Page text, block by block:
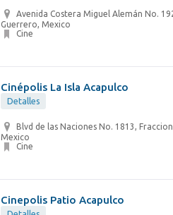
Avenida Costera Miguel Alemán No.
Guerrero, Mexico
Cine
Cinépolis La Isla Acapulco
Detalles
Blvd de las Naciones No. 1813,
Mexico
Cine
Cinepolis Patio Acapulco